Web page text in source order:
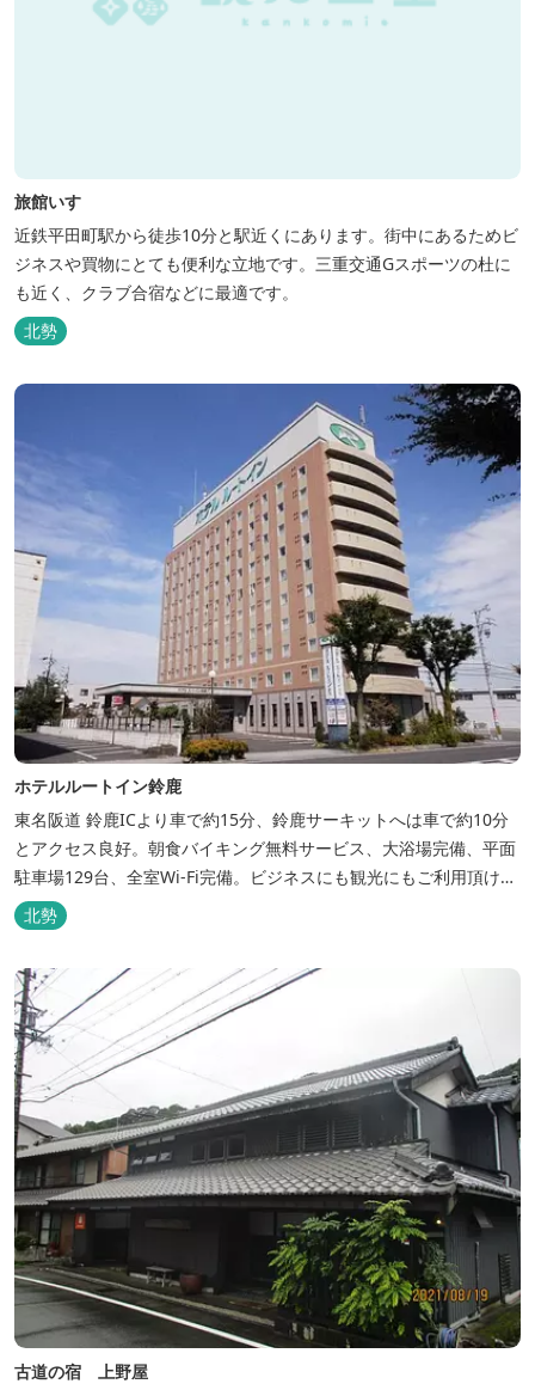
旅館いすゞ
近鉄平田町駅から徒歩10分と駅近くにあります。街中にあるためビ
ジネスや買物にとても便利な立地です。三重交通Gスポーツの杜に
も近く、クラブ合宿などに最適です。
北勢
ホテルルートイン鈴鹿
東名阪道 鈴鹿ICより車で約15分、鈴鹿サーキットへは車で約10分
とアクセス良好。朝食バイキング無料サービス、大浴場完備、平面
駐車場129台、全室Wi-Fi完備。ビジネスにも観光にもご利用頂ける
快適なホテルライフをご提供します。
北勢
古道の宿 上野屋